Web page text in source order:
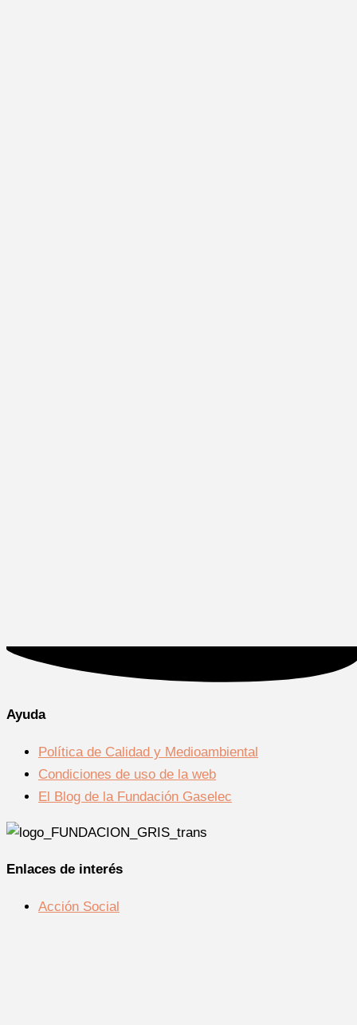
Ayuda
Política de Calidad y Medioambiental
Condiciones de uso de la web
El Blog de la Fundación Gaselec
Enlaces de interés
Acción Social